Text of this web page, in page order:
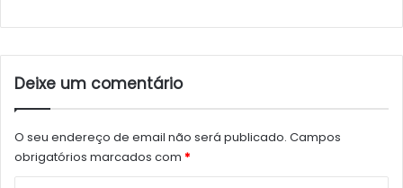
Deixe um comentário
O seu endereço de email não será publicado. Campos
obrigatórios marcados com *